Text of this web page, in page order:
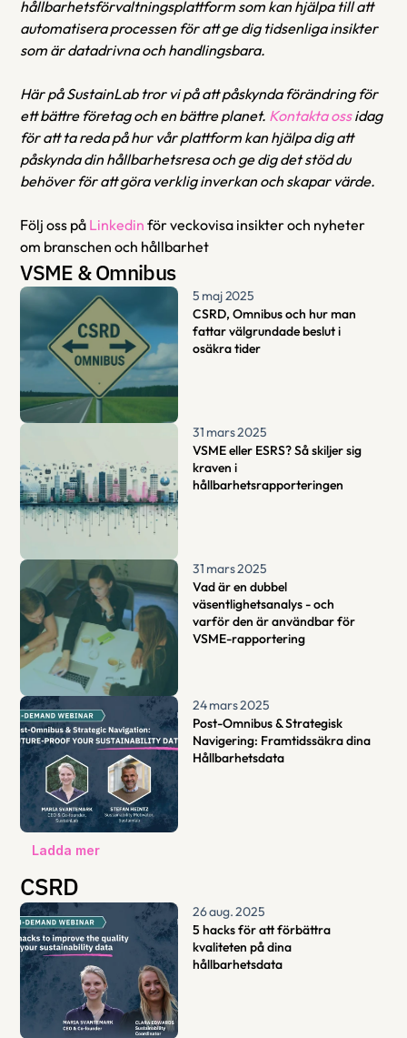
hållbarhetsförvaltningsplattform som kan hjälpa till att
automatisera processen för att ge dig tidsenliga insikter
som är datadrivna och handlingsbara.
Här på SustainLab tror vi på att påskynda förändring för
ett bättre företag och en bättre planet. Kontakta oss idag
för att ta reda på hur vår plattform kan hjälpa dig att
påskynda din hållbarhetsresa och ge dig det stöd du
behöver för att göra verklig inverkan och skapar värde.
Följ oss på Linkedin för veckovisa insikter och nyheter
om branschen och hållbarhet
VSME & Omnibus
5 maj 2025
CSRD, Omnibus och hur man
fattar välgrundade beslut i
osäkra tider
31 mars 2025
VSME eller ESRS? Så skiljer sig
kraven i
hållbarhetsrapporteringen
31 mars 2025
Vad är en dubbel
väsentlighetsanalys - och
varför den är användbar för
VSME-rapportering
24 mars 2025
Post-Omnibus & Strategisk
Navigering: Framtidssäkra dina
Hållbarhetsdata
Ladda mer
CSRD
26 aug. 2025
5 hacks för att förbättra
kvaliteten på dina
hållbarhetsdata